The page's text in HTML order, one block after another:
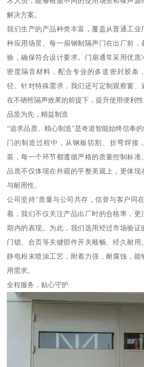
解决方案。
我们生产的产品种类丰富，覆盖从普通工业
种应用场景。每一扇钢制隔声门在出厂前，
验，确保符合设计要求。门扇通常采用优质
密度隔音材料，配合专业的多道密封胶条
径。针对特殊需求，我们还可定制观察窗、
在不牺牲隔声效果的前提下，提升使用便利性
品质为先，精益制造
“追求品质、精心制造”是奇道智能始终信奉
门的制造过程中，从钢板切割、折弯焊接
装，每一个环节都遵循严格的质量控制标准
品质不仅体现在外观的平整美观上，更体现
与耐用性。
公司坚持“质量与公司共存，信誉与客户同
着，我们不仅关注产品出厂时的合格率，更
期内的表现。为此，我们选用经过市场验证
门锁、合页等关键部件开关顺畅、经久耐用
静电粉末喷涂工艺，附着力强，耐腐蚀，能
用需求。
全程服务，贴心守护